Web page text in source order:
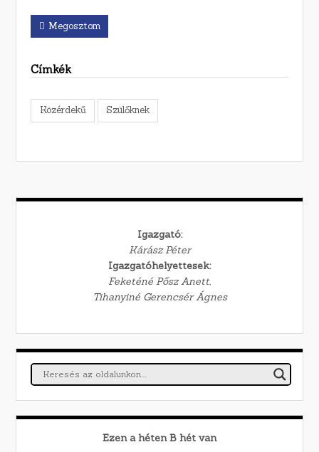
Megosztom
Címkék
Közérdekű Szülőknek
Igazgató:
Kárász Péter
Igazgatóhelyettesek:
Feketéné Pősz Anett,
Tihanyiné Gerencsér Ágnes
Ezen a héten B hét van